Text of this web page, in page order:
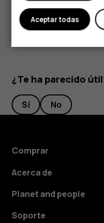
de Google, y apague la
¿Te ha parecido
Sí No
Comprar
Acerca de
Planet and people
Soporte
Aceptar todas